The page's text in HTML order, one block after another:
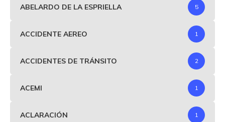
ABELARDO DE LA ESPRIELLA 5
ACCIDENTE AEREO 1
ACCIDENTES DE TRÁNSITO 2
ACEMI 1
ACLARACIÓN 1